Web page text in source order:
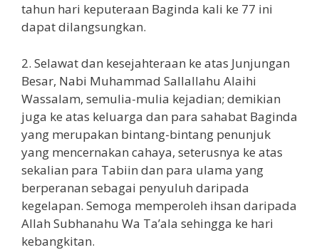
tahun hari keputeraan Baginda kali ke 77 ini
dapat dilangsungkan.
2. Selawat dan kesejahteraan ke atas Junjungan
Besar, Nabi Muhammad Sallallahu Alaihi
Wassalam, semulia-mulia kejadian; demikian
juga ke atas keluarga dan para sahabat Baginda
yang merupakan bintang-bintang penunjuk
yang mencernakan cahaya, seterusnya ke atas
sekalian para Tabiin dan para ulama yang
berperanan sebagai penyuluh daripada
kegelapan. Semoga memperoleh ihsan daripada
Allah Subhanahu Wa Ta’ala sehingga ke hari
kebangkitan.